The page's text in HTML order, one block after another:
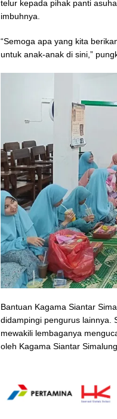
telur kepada pihak panti
imbuhnya.
“Semoga apa yang kita
untuk anak-anak di sini,”
Bantuan Kagama Siantar
didampingi pengurus lainnya.
mewakili lembaganya
oleh Kagama Siantar